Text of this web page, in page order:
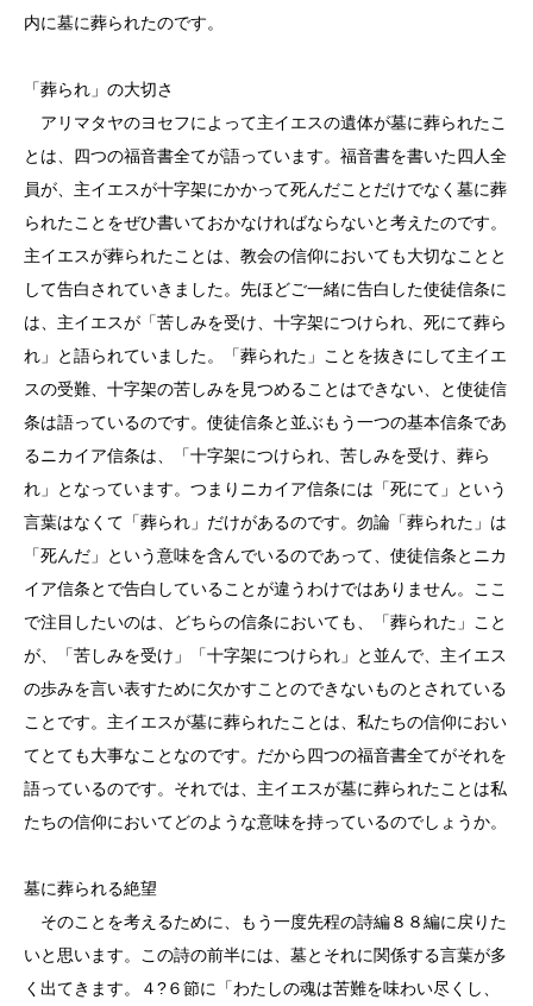
内に墓に葬られたのです。
「葬られ」の大切さ
アリマタヤのヨセフによって主イエスの遺体が墓に葬られたこ
とは、四つの福音書全てが語っています。福音書を書いた四人全
員が、主イエスが十字架にかかって死んだことだけでなく墓に葬
られたことをぜひ書いておかなければならないと考えたのです。
主イエスが葬られたことは、教会の信仰においても大切なことと
して告白されていきました。先ほどご一緒に告白した使徒信条に
は、主イエスが「苦しみを受け、十字架につけられ、死にて葬ら
れ」と語られていました。「葬られた」ことを抜きにして主イエ
スの受難、十字架の苦しみを見つめることはできない、と使徒信
条は語っているのです。使徒信条と並ぶもう一つの基本信条であ
るニカイア信条は、「十字架につけられ、苦しみを受け、葬ら
れ」となっています。つまりニカイア信条には「死にて」という
言葉はなくて「葬られ」だけがあるのです。勿論「葬られた」は
「死んだ」という意味を含んでいるのであって、使徒信条とニカ
イア信条とで告白していることが違うわけではありません。ここ
で注目したいのは、どちらの信条においても、「葬られた」こと
が、「苦しみを受け」「十字架につけられ」と並んで、主イエス
の歩みを言い表すために欠かすことのできないものとされている
ことです。主イエスが墓に葬られたことは、私たちの信仰におい
てとても大事なことなのです。だから四つの福音書全てがそれを
語っているのです。それでは、主イエスが墓に葬られたことは私
たちの信仰においてどのような意味を持っているのでしょうか。
墓に葬られる絶望
そのことを考えるために、もう一度先程の詩編８８編に戻りた
いと思います。この詩の前半には、墓とそれに関係する言葉が多
く出てきます。４?６節に「わたしの魂は苦難を味わい尽くし、